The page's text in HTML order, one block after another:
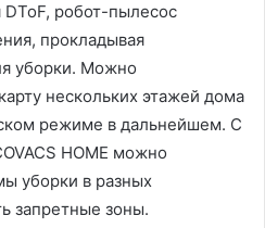
DToF, робот-пылесос
прокладывая
уборки. Можно
нескольких этажей дома
режиме в дальнейшем. С
HOME можно
уборки в разных
запретные зоны.